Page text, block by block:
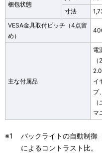
梱包状態
寸法
VESA金具取付ピッチ（4点留
め）
主な付属品
電
イ
プ
マ
※1
バックライトの自動制御
によるコントラスト比。